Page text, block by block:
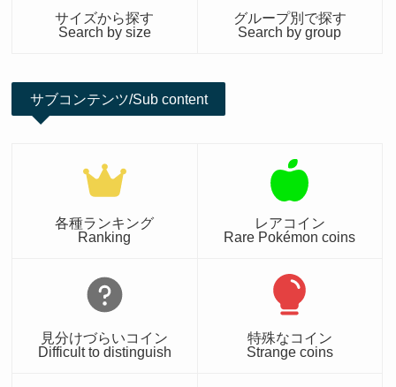
サイズから探す
Search by size
グループ別で探す
Search by group
サブコンテンツ/Sub content
各種ランキング
Ranking
レアコイン
Rare Pokémon coins
見分けづらいコイン
Difficult to distinguish
特殊なコイン
Strange coins